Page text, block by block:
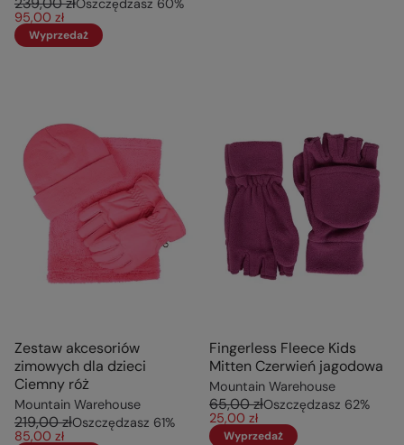
Oszczędzasz 60%
95,00 zł
Wyprzedaż
Zestaw akcesoriów
zimowych dla dzieci
Ciemny róż
Mountain Warehouse
219,00 złOszczędzasz 61%
85,00 zł
Fingerless Fleece Kids
Mitten Czerwień jagodowa
Mountain Warehouse
65,00 złOszczędzasz 62%
25,00 zł
Wyprzedaż